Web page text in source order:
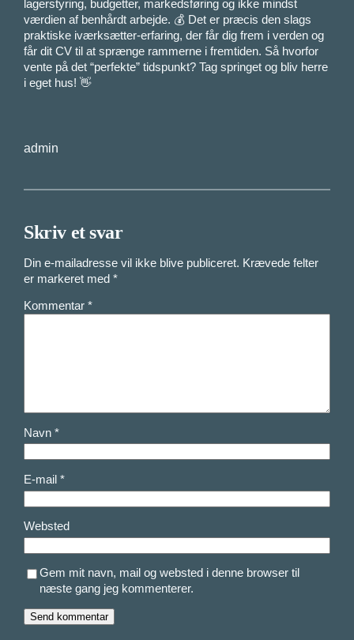
lagerstyring, budgetter, markedsføring og ikke mindst
værdien af benhårdt arbejde. 💰 Det er præcis den slags
praktiske iværksætter-erfaring, der får dig frem i verden og
får dit CV til at sprænge rammerne i fremtiden. Så hvorfor
vente på det “perfekte” tidspunkt? Tag springet og bliv herre
i eget hus! 👋
admin
Skriv et svar
Din e-mailadresse vil ikke blive publiceret. Krævede felter
er markeret med*
Kommentar*
Navn*
E-mail*
Websted
Gem mit navn, mail og websted i denne browser til
næste gang jeg kommenterer.